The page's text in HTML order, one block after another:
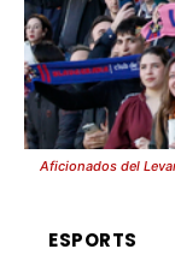
Aficionados del
ESPORTS